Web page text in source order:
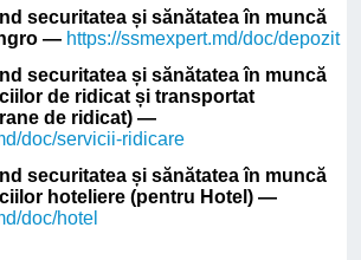
securitatea și sănătatea în muncă
— https://ssmexpert.md/doc/depozit
securitatea și sănătatea în muncă
de ridicat și transportat
de ridicat) —
doc/servicii-ridicare
securitatea și sănătatea în muncă
hoteliere (pentru Hotel) —
doc/hotel